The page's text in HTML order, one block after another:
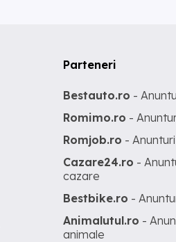
Parteneri
Bestauto.ro -
Romimo.ro -
Romjob.ro -
Cazare24.ro -
cazare
Bestbike.ro -
Animalutul.ro -
animale